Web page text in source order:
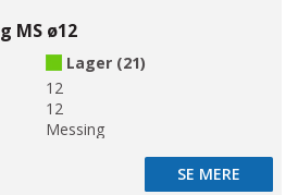
MS ø12
Lager (21)
12
12
Messing
SE MERE
SE MERE